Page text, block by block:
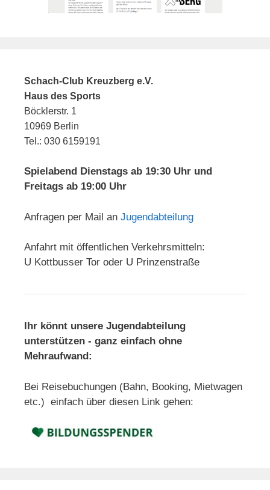
Schach-Club Kreuzberg e.V.
Haus des Sports
Böcklerstr. 1
10969 Berlin
Tel.: 030 6159191
Spielabend Dienstags ab 19:30 Uhr und
Freitags ab 19:00 Uhr
Anfragen per Mail an Jugendabteilung
Anfahrt mit öffentlichen Verkehrsmitteln:
U Kottbusser Tor oder U Prinzenstraße
Ihr könnt unsere Jugendabteilung
unterstützen - ganz einfach ohne
Mehraufwand:
Bei Reisebuchungen (Bahn, Booking, Mietwagen
etc.) einfach über diesen Link gehen: